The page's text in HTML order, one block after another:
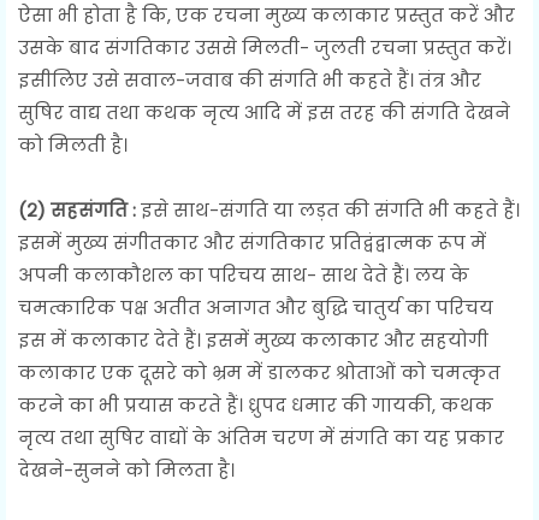
ऐसा भी होता है कि, एक रचना मुख्य कलाकार प्रस्तुत करें और
उसके बाद संगतिकार उससे मिलती- जुलती रचना प्रस्तुत करें।
इसीलिए उसे सवाल-जवाब की संगति भी कहते हैं। तंत्र और
सुषिर वाद्य तथा कथक नृत्य आदि में इस तरह की संगति देखने
को मिलती है।
(२) सहसंगति :इसे साथ-संगति या लड़त की संगति भी कहते हैं।
इसमें मुख्य संगीतकार और संगतिकार प्रतिद्वंद्वात्मक रूप में
अपनी कलाकौशल का परिचय साथ- साथ देते हैं। लय के
चमत्कारिक पक्ष अतीत अनागत और बुद्धि चातुर्य का परिचय
इस में कलाकार देते हैं। इसमें मुख्य कलाकार और सहयोगी
कलाकार एक दूसरे को भ्रम में डालकर श्रोताओं को चमत्कृत
करने का भी प्रयास करते हैं। ध्रुपद धमार की गायकी, कथक
नृत्य तथा सुषिर वाद्यों के अंतिम चरण में संगति का यह प्रकार
देखने-सुनने को मिलता है।